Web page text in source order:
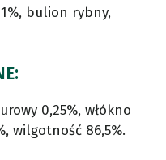
bulion rybny,
0,25%, włókno
wilgotność 86,5%.